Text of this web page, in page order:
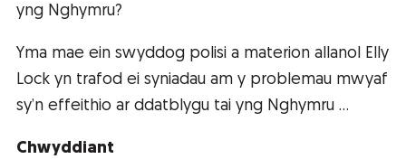
yng Nghymru?
Yma mae ein swyddog polisi a materion allanol Elly
Lock yn trafod ei syniadau am y problemau mwyaf
sy’n effeithio ar ddatblygu tai yng Nghymru ...
Chwyddiant